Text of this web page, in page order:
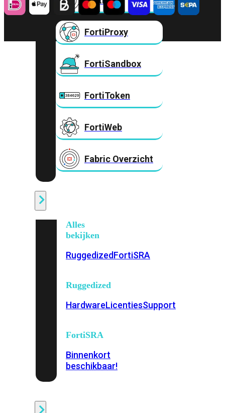
FortiProxy
FortiSandbox
FortiToken
FortiWeb
Fabric Overzicht
Alles
bekijken
RuggedizedFortiSRA
Ruggedized
HardwareLicentiesSupport
FortiSRA
Binnenkort
beschikbaar!